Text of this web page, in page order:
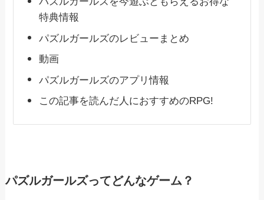
特典情報
パズルガールズのレビューまとめ
動画
パズルガールズのアプリ情報
この記事を読んだ人におすすめのRPG!
パズルガールズってどんなゲーム？